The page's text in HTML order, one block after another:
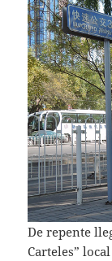
De repente
Carteles”